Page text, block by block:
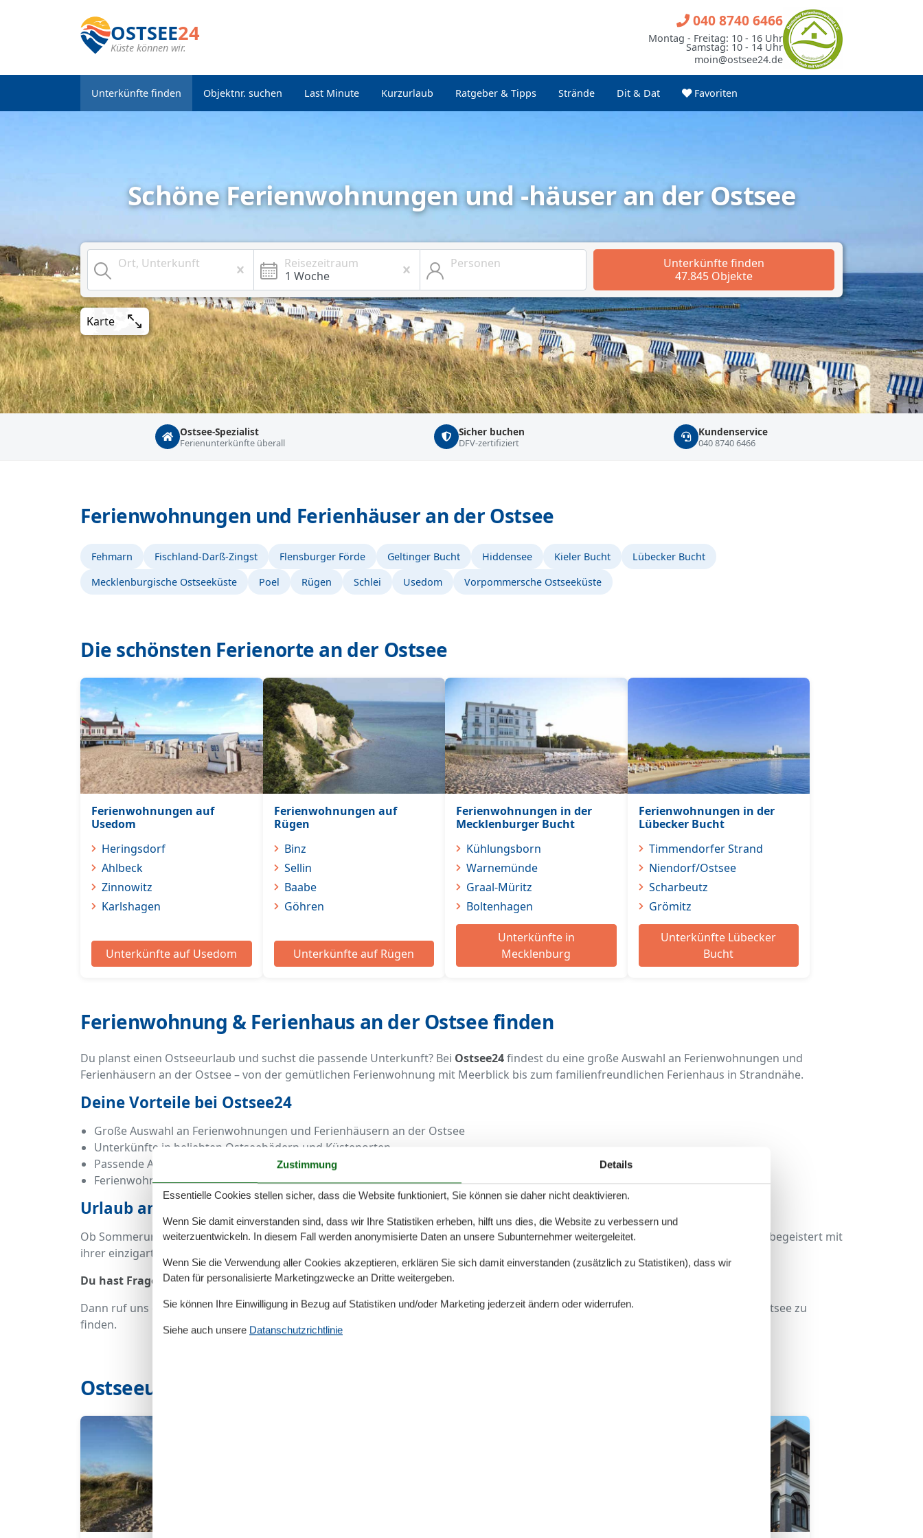
OSTSEE24
Küste können wir.
Unterkünfte finden Objektnr. suchen Last Minute Kurzurlaub Ratgeber & Tipps Strände Dit & Dat Favoriten
040 8740 6466
Montag - Freitag: 10 - 16 Uhr
Samstag: 10 - 14 Uhr
moin@ostsee24.de
Schöne Ferienwohnungen und -häuser an der Ostsee
Ort, Unterkunft Reisezeitraum Personen
Unterkünfte finden
47.845 Objekte
Karte
Ostsee-Spezialist
Ferienunterkünfte überall
Sicher buchen
DFV-zertifiziert
Kundenservice
040 8740 6466
Ferienwohnungen und Ferienhäuser an der Ostsee
Fehmarn Fischland-Darß-Zingst Flensburger Förde Geltinger Bucht Hiddensee Kieler Bucht
Lübecker Bucht
Mecklenburgische Ostseeküste
Poel Rügen Schlei Usedom Vorpommersche Ostseeküste
Die schönsten Ferienorte an der Ostsee
Ferienwohnungen auf
Usedom
Heringsdorf
Ahlbeck
Zinnowitz
Karlshagen
Unterkünfte auf Usedom
Ferienwohnungen auf
Rügen
Binz
Sellin
Baabe
Göhren
Unterkünfte auf Rügen
Ferienwohnungen in der
Mecklenburger Bucht
Kühlungsborn
Warnemünde
Graal-Müritz
Boltenhagen
Unterkünfte in
Mecklenburg
Ferienwohnungen in der
Lübecker Bucht
Timmendorfer Strand
Niendorf/Ostsee
Scharbeutz
Grömitz
Unterkünfte Lübecker
Bucht
Ferienwohnung & Ferienhaus an der Ostsee finden
Du planst einen Ostseeurlaub und suchst die passende Unterkunft? Bei Ostsee24findest du eine große Auswahl an Ferienwohnungen und
Ferienhäusern an der Ostsee – von der gemütlichen Ferienwohnung mit Meerblick bis zum familienfreundlichen Ferienhaus in Strandnähe.
Deine Vorteile bei Ostsee24
Große Auswahl an Ferienwohnungen und Ferienhäusern an der Ostsee
Unterkünfte in beliebten Ostseebädern und Küstenorten
Passende Angebote für Familien, Paare und Hundebesitzer
Ferienwohnungen mit Meerblick und Ferienhäuser in Strandnähe
Urlaub an der Ostsee zu jeder Jahreszeit
Ob Sommerurlaub am Strand, ein verlängertes Wochenende am Meer oder eine erholsame Auszeit in der Nebensaison – die Ostsee begeistert mit
ihrer einzigartigen Küstenlandschaft und maritimen Atmosphäre.
Du hast Fragen oder benötigst Unterstützung bei der Suche nach einer Unterkunft?
Dann ruf uns gerne unter 040 8740 6466 an. Wir helfen dir dabei, die passende Ferienwohnung oder das ideale Ferienhaus an der Ostsee zu
finden.
Ostseeurlaub mit Meerblick, Hund oder Familie
Zustimmung Details
Essentielle Cookies stellen sicher, dass die Website funktioniert, Sie können sie daher nicht deaktivieren.
Wenn Sie damit einverstanden sind, dass wir Ihre Statistiken erheben, hilft uns dies, die Website zu verbessern und
weiterzuentwickeln. In diesem Fall werden anonymisierte Daten an unsere Subunternehmer weitergeleitet.
Wenn Sie die Verwendung aller Cookies akzeptieren, erklären Sie sich damit einverstanden (zusätzlich zu Statistiken), dass wir
Daten für personalisierte Marketingzwecke an Dritte weitergeben.
Sie können Ihre Einwilligung in Bezug auf Statistiken und/oder Marketing jederzeit ändern oder widerrufen.
Siehe auch unsere Datanschutzrichtlinie